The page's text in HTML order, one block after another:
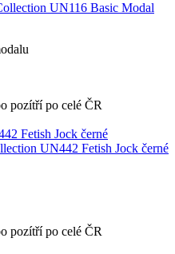
UN116 Basic Modal
pozítří po celé ČR
UN442 Fetish Jock černé
pozítří po celé ČR